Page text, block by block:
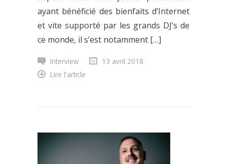
ayant bénéficié des bienfaits d’Internet
et vite supporté par les grands DJ’s de
ce monde, il s’est notamment […]
Interview
13 avril 2018
Lire l'article